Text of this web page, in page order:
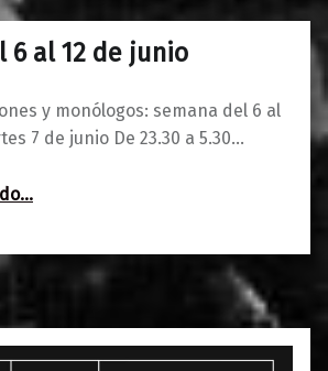
6 al 12 de junio
y monólogos: semana del 6 al
7 de junio De 23.30 a 5.30…
“Semana del 6 al 12 de junio”
…